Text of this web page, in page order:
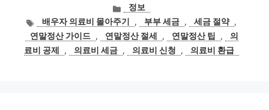
카
테
고
리
정보
태
그
배우자 의료비 몰아주기 , 부부 세금 , 세금 절약 ,
연말정산 가이드 , 연말정산 절세 , 연말정산 팁 ,
의
료비 공제
, 의료비 세금 , 의료비 신청 , 의료비 환급